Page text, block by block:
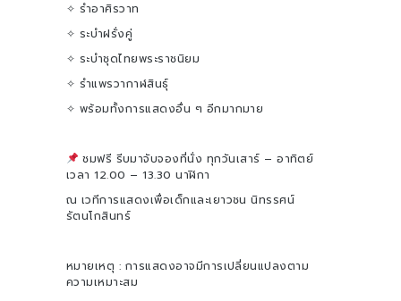
✧ รำอาศิรวาท
✧ ระบำฝรั่งคู่
✧ ระบำชุดไทยพระราชนิยม
✧ รำแพรวากาฬสินธุ์
✧ พร้อมทั้งการแสดงอื่น ๆ อีกมากมาย
ชมฟรี รีบมาจับจองที่นั่ง ทุกวันเสาร์ – อาทิตย์
เวลา 12.00 – 13.30 นาฬิกา
ณ เวทีการแสดงเพื่อเด็กและเยาวชน นิทรรศน์
รัตนโกสินทร์
หมายเหตุ : การแสดงอาจมีการเปลี่ยนแปลงตาม
ความเหมาะสม